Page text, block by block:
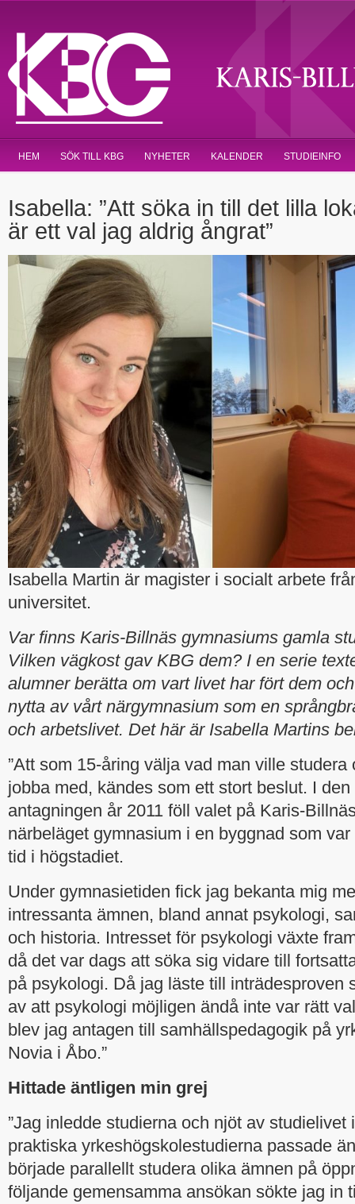
HEM SÖK TILL KBG NYHETER KALENDER STUDIEINFO
Isabella: ”Att söka in till det lilla
är ett val jag aldrig ångrat”
Isabella Martin är magister i socialt arbete
universitet.
Var finns Karis-Billnäs gymnasiums gamla
Vilken vägkost gav KBG dem? I en serie
alumner berätta om vart livet har fört dem
nytta av vårt närgymnasium som en
och arbetslivet. Det här är Isabella Martins
”Att som 15-åring välja vad man ville studera
jobba med, kändes som ett stort beslut. I
antagningen år 2011 föll valet på Karis-
närbeläget gymnasium i en byggnad som
tid i högstadiet.
Under gymnasietiden fick jag bekanta mig
intressanta ämnen, bland annat psykologi,
och historia. Intresset för psykologi växte
då det var dags att söka sig vidare till
på psykologi. Då jag läste till inträdesproven
av att psykologi möjligen ändå inte var rätt
blev jag antagen till samhällspedagogik på
Novia i Åbo.”
Hittade äntligen min grej
”Jag inledde studierna och njöt av studielivet
praktiska yrkeshögskolestudierna passade
började parallellt studera olika ämnen på
följande gemensamma ansökan sökte jag in